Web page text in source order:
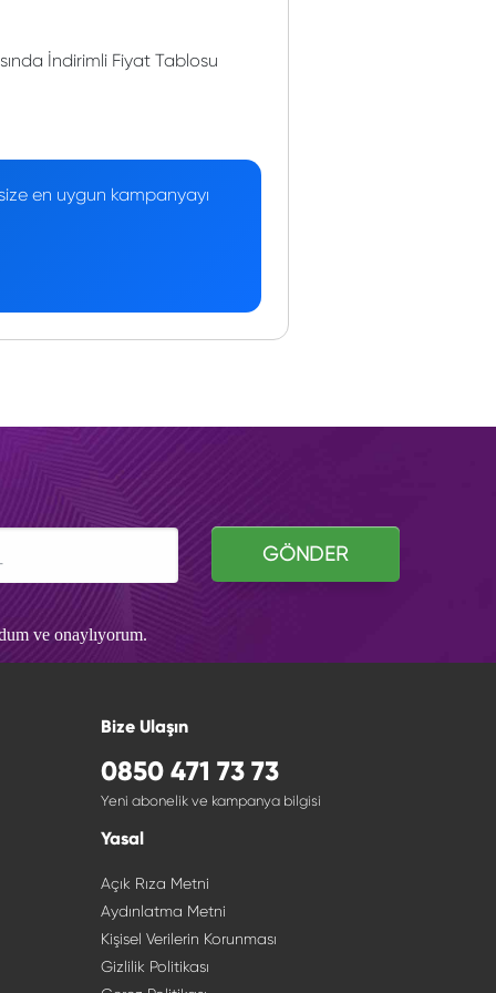
İndirimli Fiyat Tablosu
en uygun kampanyayı
GÖNDER
ve onaylıyorum.
Bize Ulaşın
0850 471 73 73
Yeni abonelik ve kampanya bilgisi
Yasal
Açık Rıza Metni
Aydınlatma Metni
Kişisel Verilerin Korunması
Gizlilik Politikası